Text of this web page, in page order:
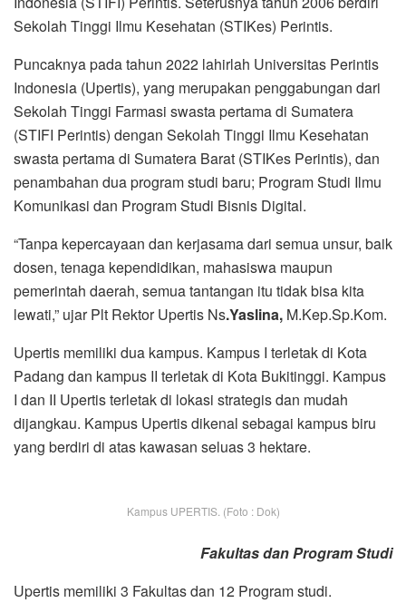
Sekolah Tinggi Ilmu Kesehatan (STIKes) Perintis.
Puncaknya pada tahun 2022 lahirlah Universitas Perintis
Indonesia (Upertis), yang merupakan penggabungan dari
Sekolah Tinggi Farmasi swasta pertama di Sumatera
(STIFI Perintis) dengan Sekolah Tinggi Ilmu Kesehatan
swasta pertama di Sumatera Barat (STIKes Perintis), dan
penambahan dua program studi baru; Program Studi Ilmu
Komunikasi dan Program Studi Bisnis Digital.
“Tanpa kepercayaan dan kerjasama dari semua unsur, baik
dosen, tenaga kependidikan, mahasiswa maupun
pemerintah daerah, semua tantangan itu tidak bisa kita
lewati,” ujar Plt Rektor Upertis Ns.Yaslina, M.Kep.Sp.Kom.
Upertis memiliki dua kampus. Kampus I terletak di Kota
Padang dan kampus II terletak di Kota Bukitinggi. Kampus
I dan II Upertis terletak di lokasi strategis dan mudah
dijangkau. Kampus Upertis dikenal sebagai kampus biru
yang berdiri di atas kawasan seluas 3 hektare.
Kampus UPERTIS. (Foto : Dok)
Fakultas dan Program Studi
Upertis memiliki 3 Fakultas dan 12 Program studi.